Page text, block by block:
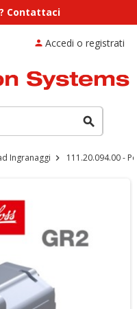
Contattaci
search
person Accedi o registrati
Ingranaggi chevron_right 111.20.094.00 -